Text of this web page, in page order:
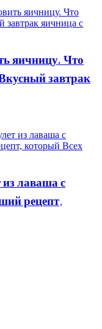
яичницу. Что
завтрак
лаваша с
рецепт,